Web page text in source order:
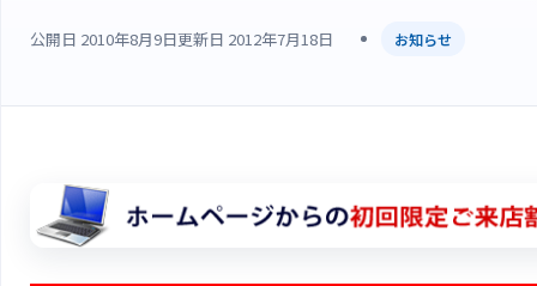
公開日 2010年8月9日更新日 2012年7月18日 お知らせ